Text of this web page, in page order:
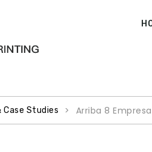
Case Studies > Arriba 8